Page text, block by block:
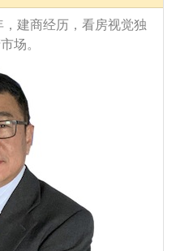
建商经历，看房视觉独
场。